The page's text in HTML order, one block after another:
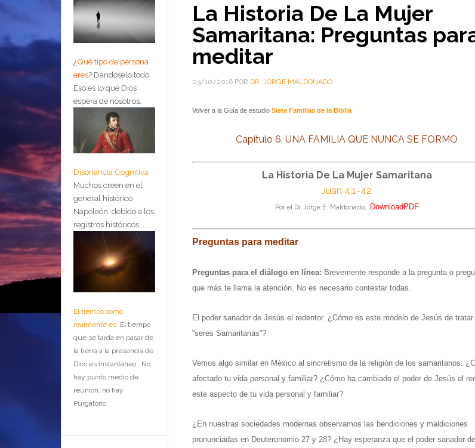
La Historia De La Mujer
Samaritana: Preguntas
meditar
03/10/2016 POR DR. JORGE MALDONADO
Volver a la Guía de estudio Siete Familias de la Biblia
Capítulo 6. UNA FAMILIA QUE NUNCA SE FORMO
La Historia De La Mujer Samaritana
Juan 4:1-42
Por el Dr. Jorge E. Maldonado, DownloadPDF
Preguntas para meditar
Preguntas para el diálogo en línea: Brevemente responde a la pregunta o
que más te llama la atención. No es necesario contestar todas.
El poder sanador de Jesús el redentor. ¿Cómo es este modelo de Jesús de
“seres Samaritanas”?
Vemos algo similar en México al sincretismo de la religión de los samaritanos.
afectado tu vida personal y familiar? ¿Cómo ha cambiado el poder de Jesús el
este aspecto de tu vida personal y familiar?
¿En nuestras sociedades modernas observamos las bendiciones y maldiciones
pronunciadas en Deuteronomio 27 y 28? ¿Hay esperanza que el poder sanador
¿Qué tipo de persona
eres? Dándoselo todo.
Eso es lo que Dios
espera de nosotros.
Disonancia Cognitiva
Muchos creen en el
general histórico
Napoleón, debido a los
registros históricos....
El tiempo como
realmente es El tiempo
que se tarda en pasar de
la tierra a la presencia de
Dios es instantáneo. No
hay punto medio de
reunión, no hay
Purgatorio.